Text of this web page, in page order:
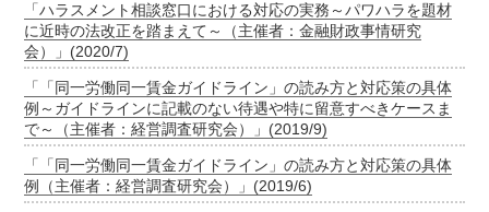
「ハラスメント相談窓口における対応の実務～パワハラを題材
に近時の法改正を踏まえて～（主催者：金融財政事情研究
会）」(2020/7)
「「同一労働同一賃金ガイドライン」の読み方と対応策の具体
例～ガイドラインに記載のない待遇や特に留意すべきケースま
で～（主催者：経営調査研究会）」(2019/9)
「「同一労働同一賃金ガイドライン」の読み方と対応策の具体
例（主催者：経営調査研究会）」(2019/6)